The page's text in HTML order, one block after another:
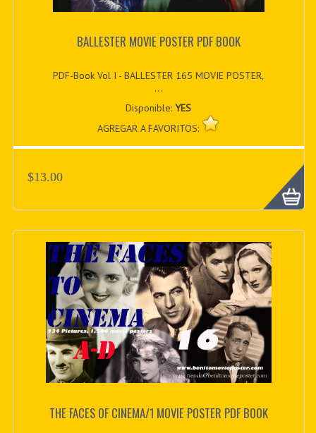
BALLESTER MOVIE POSTER PDF BOOK
PDF-Book Vol I - BALLESTER 165 MOVIE POSTER,
...
Disponible:YES
AGREGAR A FAVORITOS:
$13.00
THE FACES OF CINEMA/1 MOVIE POSTER PDF BOOK